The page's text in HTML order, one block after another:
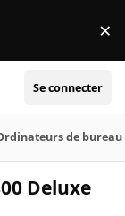
×
Se connecter
de bureau
Deluxe